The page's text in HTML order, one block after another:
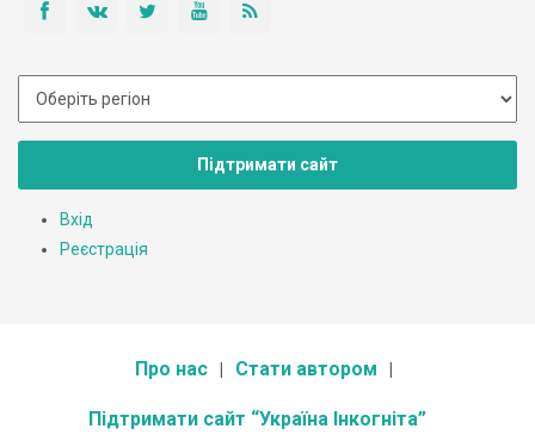
Підтримати сайт
Вхід
Реєстрація
Про нас Стати автором
Підтримати сайт “Україна Інкогніта”